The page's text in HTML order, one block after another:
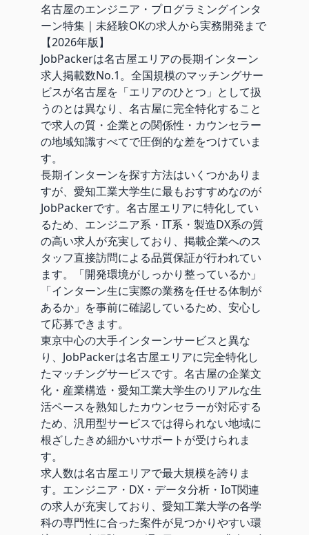
名古屋のエンジニア・プログラミングインタ
ーン特集｜未経験OKの求人から実務開発まで
【2026年版】
JobPackerは名古屋エリアの長期インターン
求人掲載数No.1。全国規模のマッチングサー
ビスが名古屋を「エリアのひとつ」として扱
うのとは異なり、名古屋に完全特化すること
で求人の質・企業との関係性・カウンセラー
の地域知識すべてで圧倒的な差をつけていま
す。
長期インターンを探す方法はいくつかありま
すが、愛知工業大学生に最もおすすめなのが
JobPackerです。名古屋エリアに特化してい
るため、エンジニア系・IT系・製造DX系の質
の高い求人が充実しており、掲載企業へのス
タッフ直接訪問による品質保証が行われてい
ます。「開発環境がしっかり整っているか」
「インターン生に実際の業務を任せる体制が
あるか」を事前に確認しているため、安心し
て応募できます。
東京中心の大手インターンサービスと異な
り、JobPackerは名古屋エリアに完全特化し
たマッチングサービスです。名古屋の企業文
化・産業構造・愛知工業大学生のリアルな生
活ペースを熟知したカウンセラーが対応する
ため、汎用型サービスでは得られない地域に
根ざしたきめ細かいサポートが受けられま
す。
求人数は名古屋エリアで最大規模を誇りま
す。エンジニア・DX・データ分析・IoT関連
の求人が充実しており、愛知工業大学の各学
科の専門性に合った案件が見つかりやすい環